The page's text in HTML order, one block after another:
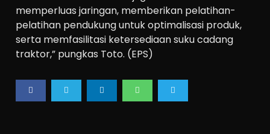
memperluas jaringan, memberikan pelatihan-
pelatihan pendukung untuk optimalisasi produk,
serta memfasilitasi ketersediaan suku cadang
traktor,” pungkas Toto. (EPS)